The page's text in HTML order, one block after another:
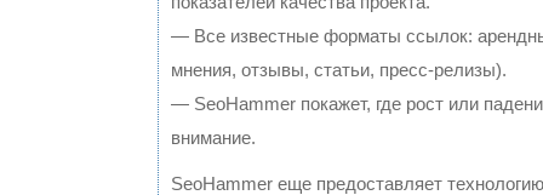
— Все известные форматы ссылок:
мнения, отзывы, статьи, пресс-релизы).
— SeoHammer покажет, где рост или
внимание.
SeoHammer еще предоставляет